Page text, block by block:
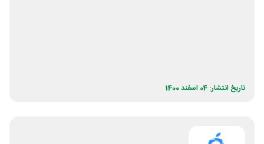
تاریخ انتشار: 04 اسفند 1400